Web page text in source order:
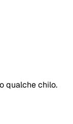
qualche chilo.